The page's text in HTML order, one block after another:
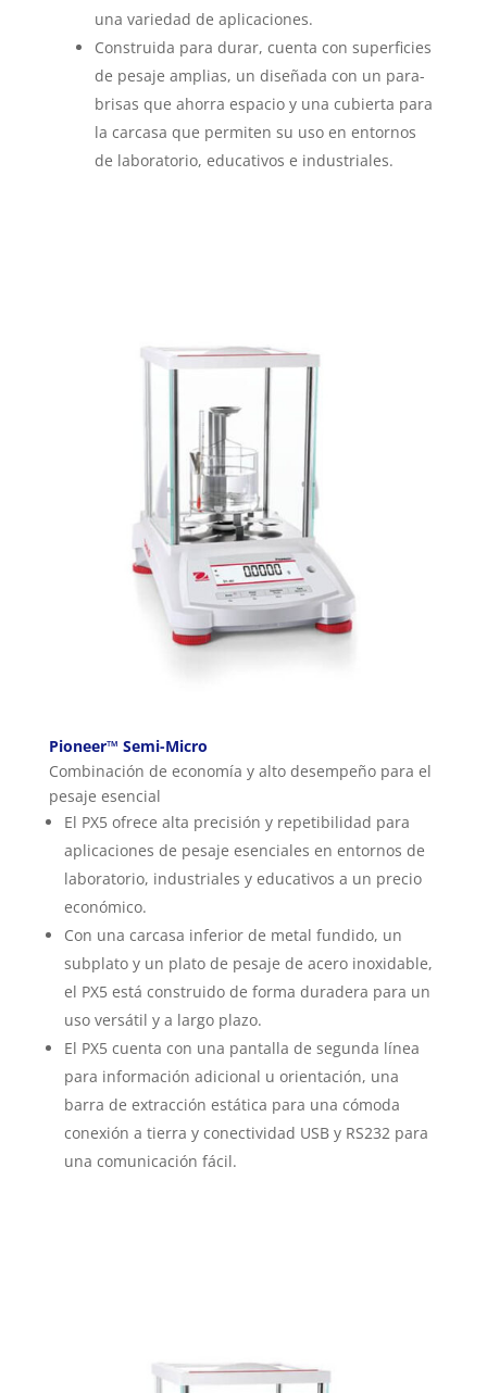
una variedad de aplicaciones.
Construida para durar, cuenta con superficies
de pesaje amplias, un diseñada con un para-
brisas que ahorra espacio y una cubierta para
la carcasa que permiten su uso en entornos
de laboratorio, educativos e industriales.
Pioneer™ Semi-Micro
Combinación de economía y alto desempeño para el
pesaje esencial
El PX5 ofrece alta precisión y repetibilidad para
aplicaciones de pesaje esenciales en entornos de
laboratorio, industriales y educativos a un precio
económico.
Con una carcasa inferior de metal fundido, un
subplato y un plato de pesaje de acero inoxidable,
el PX5 está construido de forma duradera para un
uso versátil y a largo plazo.
El PX5 cuenta con una pantalla de segunda línea
para información adicional u orientación, una
barra de extracción estática para una cómoda
conexión a tierra y conectividad USB y RS232 para
una comunicación fácil.